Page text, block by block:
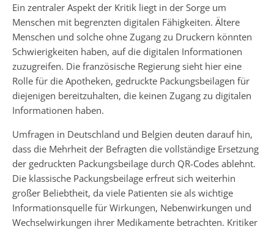
Ein zentraler Aspekt der Kritik liegt in der Sorge um
Menschen mit begrenzten digitalen Fähigkeiten. Ältere
Menschen und solche ohne Zugang zu Druckern könnten
Schwierigkeiten haben, auf die digitalen Informationen
zuzugreifen. Die französische Regierung sieht hier eine
Rolle für die Apotheken, gedruckte Packungsbeilagen für
diejenigen bereitzuhalten, die keinen Zugang zu digitalen
Informationen haben.
Umfragen in Deutschland und Belgien deuten darauf hin,
dass die Mehrheit der Befragten die vollständige Ersetzung
der gedruckten Packungsbeilage durch QR-Codes ablehnt.
Die klassische Packungsbeilage erfreut sich weiterhin
großer Beliebtheit, da viele Patienten sie als wichtige
Informationsquelle für Wirkungen, Nebenwirkungen und
Wechselwirkungen ihrer Medikamente betrachten. Kritiker